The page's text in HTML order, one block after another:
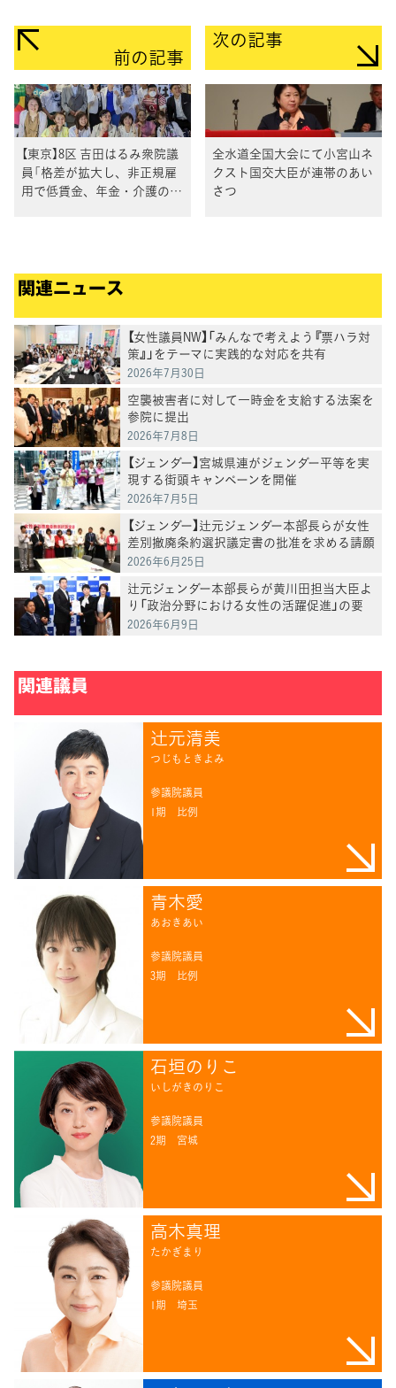
前の記事
【東京】8区 吉田はるみ衆院議
員「格差が拡大し、非正規雇
用で低賃金、年金・介護の不
次の記事
全水道全国大会にて小宮山ネ
クスト国交大臣が連帯のあい
さつ
関連ニュース
【女性議員NW】「みんなで考えよう『票ハラ対
策』」をテーマに実践的な対応を共有
2026年7月30日
空襲被害者に対して一時金を支給する法案を
参院に提出
2026年7月8日
【ジェンダー】宮城県連がジェンダー平等を実
現する街頭キャンペーンを開催
2026年7月5日
【ジェンダー】辻元ジェンダー本部長らが女性
差別撤廃条約選択議定書の批准を求める請願
を受ける
2026年6月25日
辻元ジェンダー本部長らが黄川田担当大臣よ
り「政治分野における女性の活躍促進」の要
請を受ける
2026年6月9日
関連議員
辻󠄀元清美
つじもときよみ
参議院議員
1期 比例
青木愛
あおきあい
参議院議員
3期 比例
石垣のりこ
いしがきのりこ
参議院議員
2期 宮城
高木真理
たかぎまり
参議院議員
1期 埼玉